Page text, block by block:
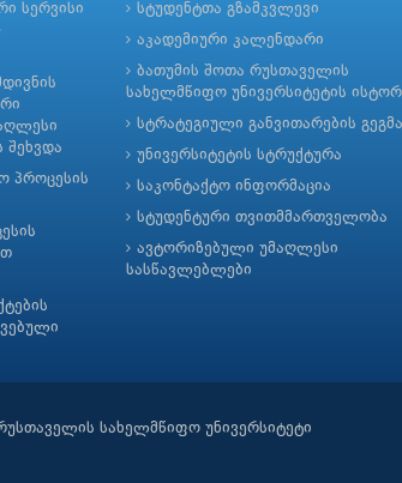
სერვისი
შეხვდა
პროცესის
სტუდენტთა გზამკვლევი
აკადემიური კალენდარი
ბათუმის შოთა რუსთაველის
სახელმწიფო უნივერსიტეტის
სტრატეგიული განვითარების გეგმა
უნივერსიტეტის სტრუქტურა
საკონტაქტო ინფორმაცია
სტუდენტური თვითმმართველობა
ავტორიზებული უმაღლესი
სასწავლებლები
სახელმწიფო უნივერსიტეტი